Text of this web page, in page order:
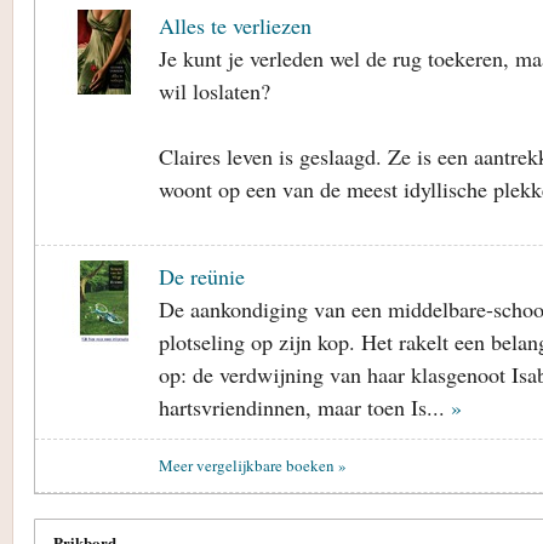
Alles te verliezen
Je kunt je verleden wel de rug toekeren,
wil loslaten?
Claires leven is geslaagd. Ze is een
woont op een van de meest idyllische
De reünie
De aankondiging van een middelbare-
plotseling op zijn kop. Het rakelt een
op: de verdwijning van haar klasgenoot
hartsvriendinnen, maar toen Is... »
Meer vergelijkbare boeken »